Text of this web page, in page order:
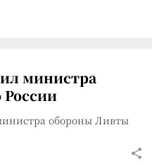
министра
России
обороны Ливты